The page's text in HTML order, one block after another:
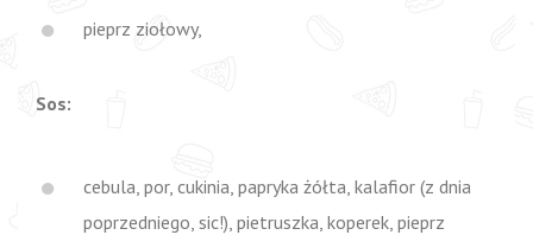
pieprz ziołowy,
Sos:
cebula, por, cukinia, papryka żółta, kalafior (z dnia
poprzedniego, sic!), pietruszka, koperek, pieprz